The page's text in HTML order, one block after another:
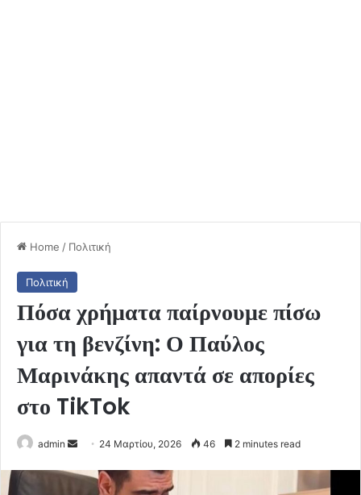
Home / Πολιτική
Πολιτική
Πόσα χρήματα παίρνουμε πίσω
για τη βενζίνη: Ο Παύλος
Μαρινάκης απαντά σε απορίες
στο TikTok
admin
Send
email
24 Μαρτίου, 2026 46 2 minutes read